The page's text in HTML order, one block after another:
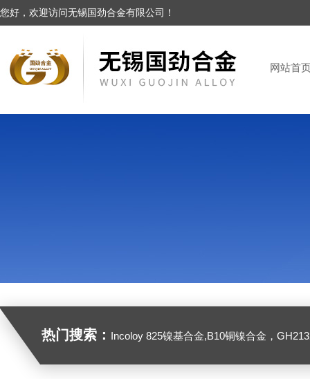
您好，欢迎访问无锡国劲合金有限公司！
网站首
热门搜索： Incoloy 825镍基合金,B10铜镍合金，GH2132高温合金，C276